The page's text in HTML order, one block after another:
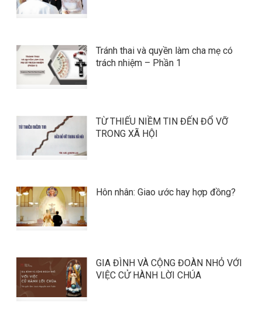
Tránh thai và quyền làm cha mẹ có
trách nhiệm – Phần 1
TỪ THIẾU NIỀM TIN ĐẾN ĐỔ VỠ
TRONG XÃ HỘI
Hôn nhân: Giao ước hay hợp đồng?
GIA ĐÌNH VÀ CỘNG ĐOÀN NHỎ VỚI
VIỆC CỬ HÀNH LỜI CHÚA